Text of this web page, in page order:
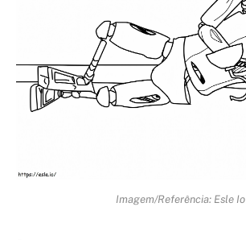
Imagem/Referência: Esle Io